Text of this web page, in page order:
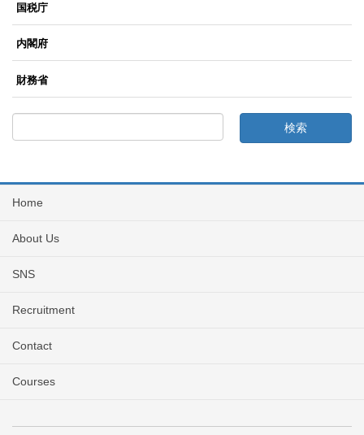
国税庁
内閣府
財務省
Home
About Us
SNS
Recruitment
Contact
Courses